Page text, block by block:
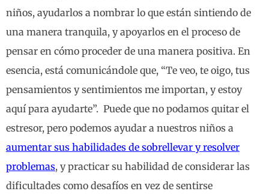
niños, ayudarlos a nombrar lo que están sintiendo de
una manera tranquila, y apoyarlos en el proceso de
pensar en cómo proceder de una manera positiva. En
esencia, está comunicándole que, “Te veo, te oigo, tus
pensamientos y sentimientos me importan, y estoy
aquí para ayudarte”. Puede que no podamos quitar el
estresor, pero podemos ayudar a nuestros niños a
aumentar sus habilidades de sobrellevar y resolver
problemas, y practicar su habilidad de considerar las
dificultades como desafíos en vez de sentirse